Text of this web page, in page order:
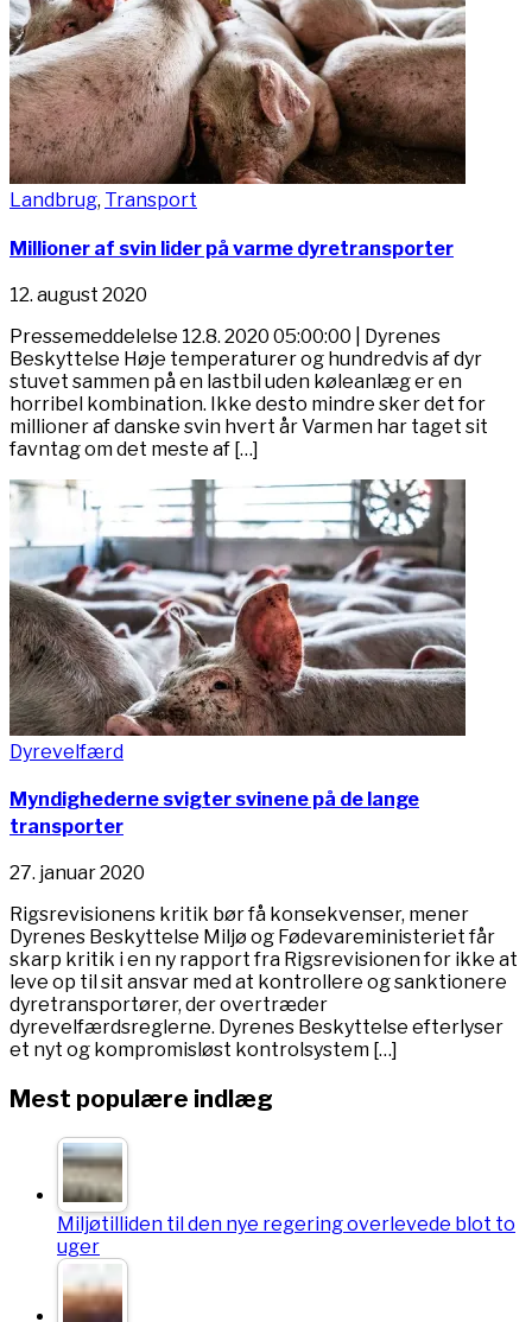
Landbrug, Transport
Millioner af svin lider på varme dyretransporter
12. august 2020
Pressemeddelelse 12.8. 2020 05:00:00 | Dyrenes
Beskyttelse Høje temperaturer og hundredvis af dyr
stuvet sammen på en lastbil uden køleanlæg er en
horribel kombination. Ikke desto mindre sker det for
millioner af danske svin hvert år Varmen har taget sit
favntag om det meste af […]
Dyrevelfærd
Myndighederne svigter svinene på de lange
transporter
27. januar 2020
Rigsrevisionens kritik bør få konsekvenser, mener
Dyrenes Beskyttelse Miljø og Fødevareministeriet får
skarp kritik i en ny rapport fra Rigsrevisionen for ikke at
leve op til sit ansvar med at kontrollere og sanktionere
dyretransportører, der overtræder
dyrevelfærdsreglerne. Dyrenes Beskyttelse efterlyser
et nyt og kompromisløst kontrolsystem […]
Mest populære indlæg
Miljøtilliden til den nye regering overlevede blot to
uger